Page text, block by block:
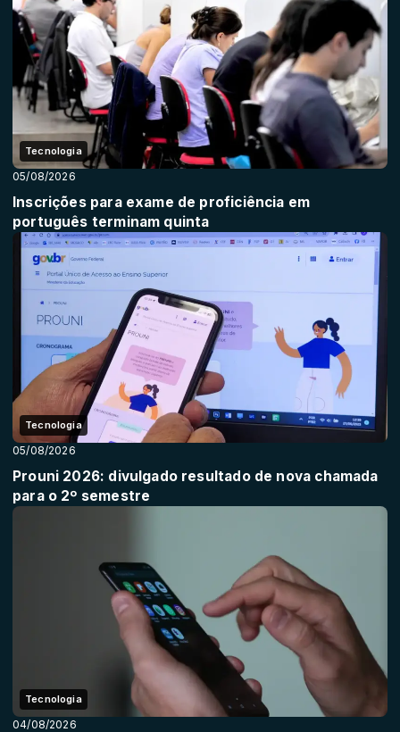
Tecnologia
05/08/2026
Inscrições para exame de proficiência em
português terminam quinta
Tecnologia
05/08/2026
Prouni 2026: divulgado resultado de nova chamada
para o 2º semestre
Tecnologia
04/08/2026